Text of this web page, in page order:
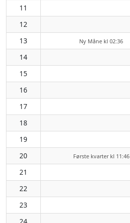
11
12
13 Ny Måne kl 02:36
14
15
16
17
18
19
20 Første kvarter kl 11:46
21
22
23